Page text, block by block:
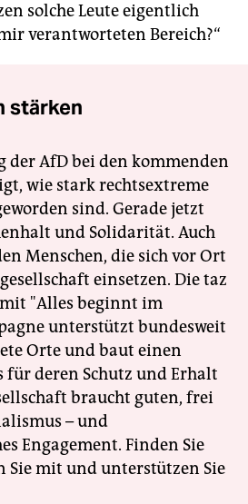
solche Leute eigentlich
verantworteten Bereich?“
stärken
der AfD bei den kommenden
wie stark rechtsextreme
sind. Gerade jetzt
und Solidarität. Auch
Menschen, die sich vor Ort
einsetzen. Die taz
"Alles beginnt im
unterstützt bundesweit
Orte und baut einen
für deren Schutz und Erhalt
braucht guten, frei
– und
Engagement. Finden Sie
Sie mit und unterstützen Sie